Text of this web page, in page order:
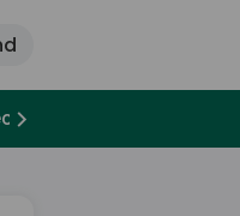
Pizza